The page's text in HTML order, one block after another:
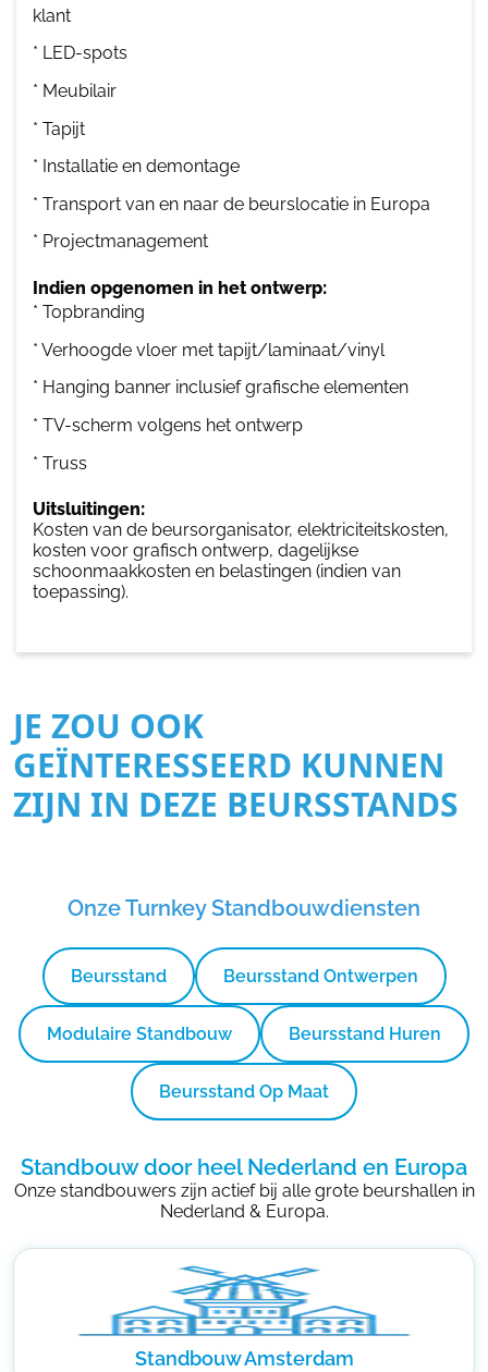
klant
* LED-spots
* Meubilair
* Tapijt
* Installatie en demontage
* Transport van en naar de beurslocatie in Europa
* Projectmanagement
Indien opgenomen in het ontwerp:
* Topbranding
* Verhoogde vloer met tapijt/laminaat/vinyl
* Hanging banner inclusief grafische elementen
* TV-scherm volgens het ontwerp
* Truss
Uitsluitingen:
Kosten van de beursorganisator, elektriciteitskosten,
kosten voor grafisch ontwerp, dagelijkse
schoonmaakkosten en belastingen (indien van
toepassing).
JE ZOU OOK
GEÏNTERESSEERD KUNNEN
ZIJN IN DEZE BEURSSTANDS
Onze Turnkey Standbouwdiensten
Beursstand Beursstand Ontwerpen
Modulaire Standbouw Beursstand Huren
Beursstand Op Maat
Standbouw door heel Nederland en Europa
Onze standbouwers zijn actief bij alle grote beurshallen in
Nederland & Europa.
Standbouw Amsterdam